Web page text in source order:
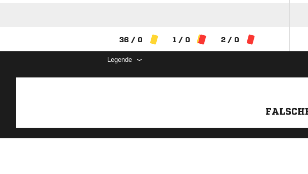
36 / 0 1 / 0 2 / 0
Legende